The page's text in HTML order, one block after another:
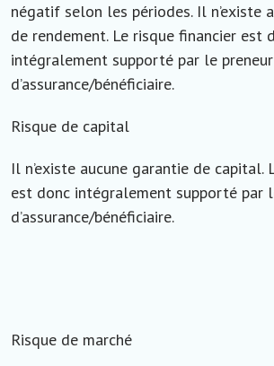
négatif selon les périodes. Il n’existe
de rendement. Le risque financier est
intégralement supporté par le preneur
d’assurance/bénéficiaire.
Risque de capital
Il n’existe aucune garantie de capital.
est donc intégralement supporté par
d’assurance/bénéficiaire.
Risque de marché